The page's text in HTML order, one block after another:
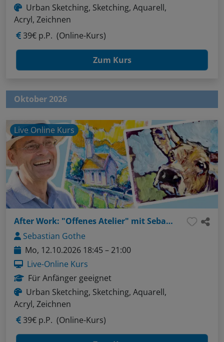
Urban Sketching, Sketching, Aquarell,
Acryl, Zeichnen
39€ p.P. (Online-Kurs)
Zum Kurs
Oktober 2026
Live Online Kurs
After Work: "Offenes Atelier" mit Sebastian - Thema: ganz einfach Autos sketchen! (Fineliner und graue Marker)
Sebastian Gothe
Mo, 12.10.2026 18:45 – 21:00
Live-Online Kurs
Für Anfänger geeignet
Urban Sketching, Sketching, Aquarell,
Acryl, Zeichnen
39€ p.P. (Online-Kurs)